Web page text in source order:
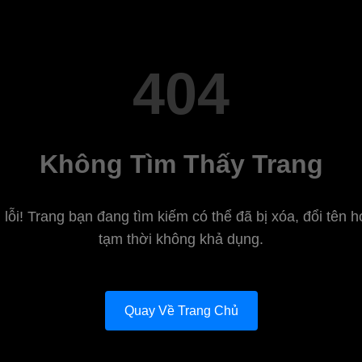
404
Không Tìm Thấy Trang
lỗi! Trang bạn đang tìm kiếm có thể đã bị xóa, đổi tên
tạm thời không khả dụng.
Quay Về Trang Chủ